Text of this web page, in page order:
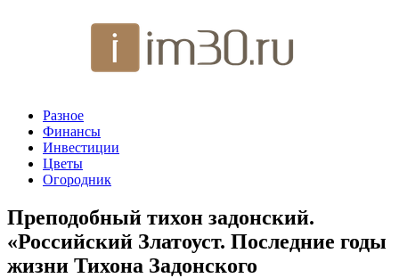
Разное
Финансы
Инвестиции
Цветы
Огородник
Преподобный тихон задонский.
«Российский Златоуст. Последние годы
жизни Тихона Задонского